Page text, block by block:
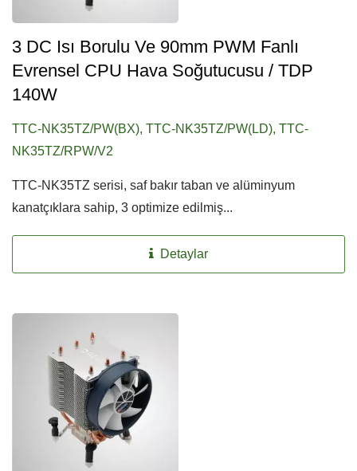
3 DC Isı Borulu Ve 90mm PWM Fanlı
Evrensel CPU Hava Soğutucusu / TDP
140W
TTC-NK35TZ/PW(BX), TTC-NK35TZ/PW(LD), TTC-
NK35TZ/RPW/V2
TTC-NK35TZ serisi, saf bakır taban ve alüminyum
kanatçıklara sahip, 3 optimize edilmiş...
Detaylar